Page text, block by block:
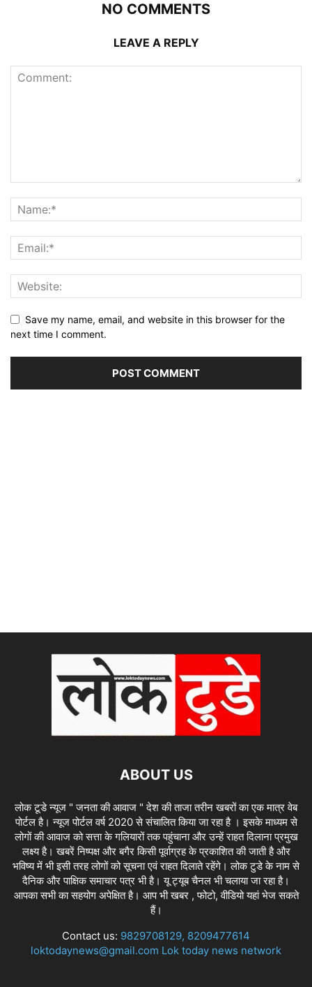
NO COMMENTS
LEAVE A REPLY
Save my name, email, and website in this browser for the
next time I comment.
ABOUT US
लोक टूडे न्यूज " जनता की आवाज " देश की ताजा तरीन खबरों का एक मात्र वेब
पोर्टल है। न्यूज पोर्टल वर्ष 2020 से संचालित किया जा रहा है । इसके माध्यम से
लोगों की आवाज को सत्ता के गलियारों तक पहुंचाना और उन्हें राहत दिलाना प्रमुख
लक्ष्य है। खबरें निष्पक्ष और बगैर किसी पूर्वाग्रह के प्रकाशित की जाती है और
भविष्य में भी इसी तरह लोगों को सूचना एवं राहत दिलाते रहेंगे। लोक टुडे के नाम से
दैनिक और पाक्षिक समाचार पत्र भी है। यू ट्यूब चैनल भी चलाया जा रहा है।
आपका सभी का सहयोग अपेक्षित है। आप भी खबर , फोटो, वीडियो यहां भेज सकते
हैं।
Contact us: 9829708129, 8209477614
loktodaynews@gmail.com Lok today news network